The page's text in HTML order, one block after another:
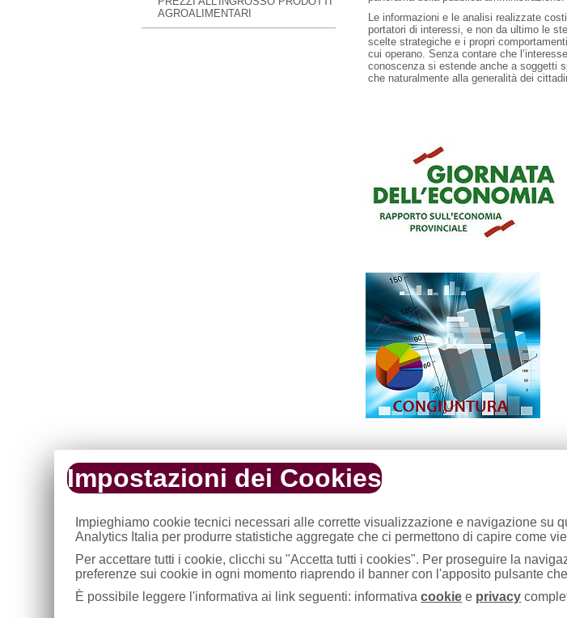
AGROALIMENTARI
Le informazioni e le analisi realizzate
portatori di interessi, e non da ultimo le
scelte strategiche e i propri
cui operano. Senza contare che
conoscenza si estende anche a soggetti
che naturalmente alla generalità dei
Ufficio Studi
Tel.: 0382 393289 - 393338
E-mail: studi@pv.camcom.it
Responsabile:Ilaria Frattola
Impostazioni dei Cookies
Impieghiamo cookie tecnici necessari alle corrette visualizzazione e navigazione su
Analytics Italia per produrre statistiche aggregate che ci permettono di capire come
Per accettare tutti i cookie, clicchi su "Accetta tutti i cookies". Per proseguire la
preferenze sui cookie in ogni momento riaprendo il banner con l'apposito pulsante
È possibile leggere l'informativa ai link seguenti: informativacookie e privacy